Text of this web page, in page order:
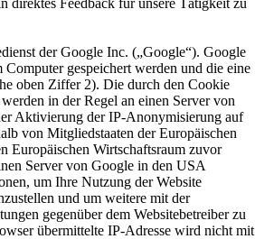
der Google Inc. („Google“). Google
gespeichert werden und die eine
oben Ziffer 2). Die durch den Cookie
in der Regel an einen Server von
Aktivierung der IP-Anonymisierung auf
von Mitgliedstaaten der Europäischen
Europäischen Wirtschaftsraum zuvor
Server von Google in den USA
um Ihre Nutzung der Website
und um weitere mit der
gegenüber dem Websitebetreiber zu
übermittelte IP-Adresse wird nicht mit